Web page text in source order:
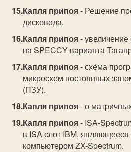
Капля припоя- Решение
дисковода.
Капля припоя-
на SPECCY варианта
Капля припоя- схема
микросхем постоянных
(ПЗУ).
Капля припоя- о
Капля припоя- ISA-
в ISA слот IBM,
компьютером ZX-Spectrum.